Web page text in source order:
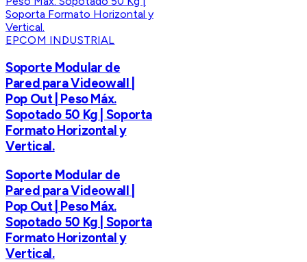
EPCOM INDUSTRIAL
Soporte Modular de
Pared para Videowall |
Pop Out | Peso Máx.
Sopotado 50 Kg | Soporta
Formato Horizontal y
Vertical.
Soporte Modular de
Pared para Videowall |
Pop Out | Peso Máx.
Sopotado 50 Kg | Soporta
Formato Horizontal y
Vertical.